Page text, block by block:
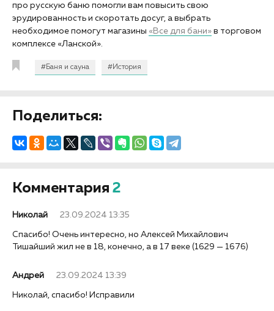
про русскую баню помогли вам повысить свою
эрудированность и скоротать досуг, а выбрать
необходимое помогут магазины «Все для бани» в торговом
комплексе «Ланской».
#Баня и сауна #История
Поделиться:
Комментария 2
Николай 23.09.2024 13:35
Спасибо! Очень интересно, но Алексей Михайлович
Тишайший жил не в 18, конечно, а в 17 веке (1629 — 1676)
Андрей 23.09.2024 13:39
Николай, спасибо! Исправили